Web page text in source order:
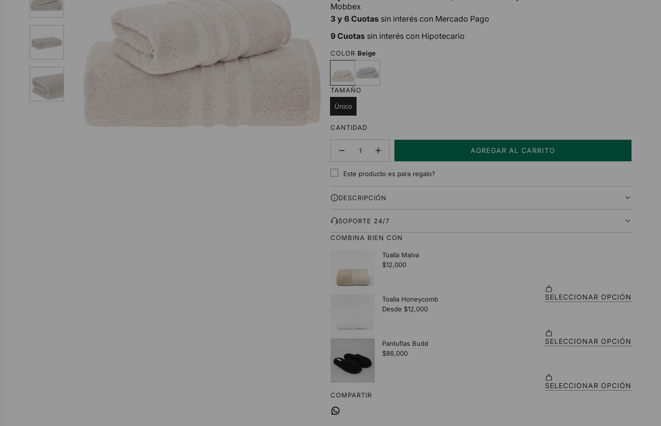
Mobbex
3 y 6 Cuotas sin interés con Mercado Pago
9 Cuotas sin interés con Hipotecario
COLOR Beige
e
i
g
e
r
i
TAMAÑO
Único
CANTIDAD
AGREGAR AL CARRITO
C
G
N
O
Este producto es para regalo?
DESCRIPCIÓN
SOPORTE 24/7
COMBINA BIEN CON
COMPARTIR